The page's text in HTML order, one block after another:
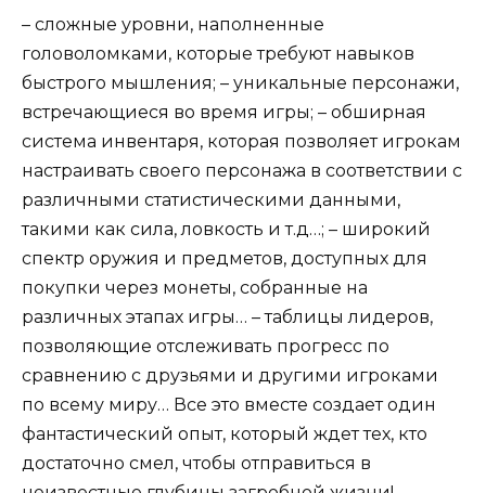
– сложные уровни, наполненные
головоломками, которые требуют навыков
быстрого мышления; – уникальные персонажи,
встречающиеся во время игры; – обширная
система инвентаря, которая позволяет игрокам
настраивать своего персонажа в соответствии с
различными статистическими данными,
такими как сила, ловкость и т.д…; – широкий
спектр оружия и предметов, доступных для
покупки через монеты, собранные на
различных этапах игры… – таблицы лидеров,
позволяющие отслеживать прогресс по
сравнению с друзьями и другими игроками
по всему миру… Все это вместе создает один
фантастический опыт, который ждет тех, кто
достаточно смел, чтобы отправиться в